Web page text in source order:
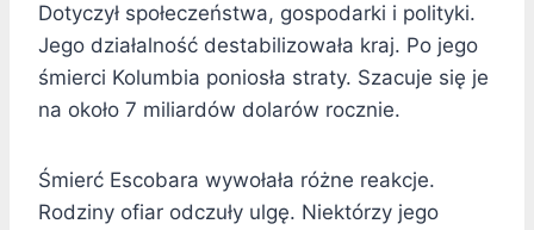
Dotyczył społeczeństwa, gospodarki i polityki.
Jego działalność destabilizowała kraj. Po jego
śmierci Kolumbia poniosła straty. Szacuje się je
na około 7 miliardów dolarów rocznie.
Śmierć Escobara wywołała różne reakcje.
Rodziny ofiar odczuły ulgę. Niektórzy jego